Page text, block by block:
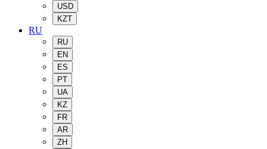
USD
KZT
RU
RU
EN
ES
PT
UA
KZ
FR
AR
ZH